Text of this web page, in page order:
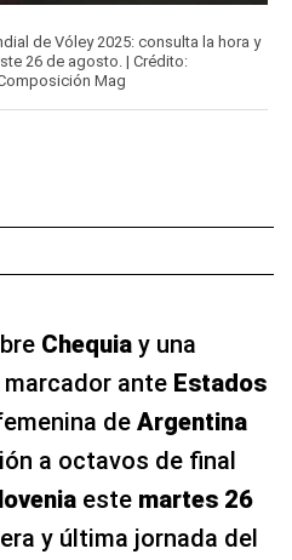
de Vóley 2025: consulta la hora y
26 de agosto. | Crédito:
Mag
Chequia y una
ante Estados
de Argentina
a octavos de final
este martes 26
y última jornada del